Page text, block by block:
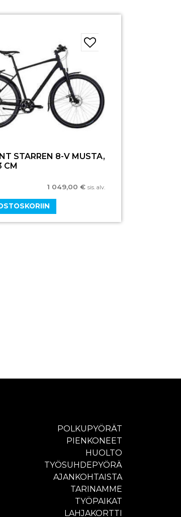
STARREN 8-V MUSTA,
CM
1 049,00€ sis. alv.
POLKUPYÖRÄT
PIENKONEET
HUOLTO
TYÖSUHDEPYÖRÄ
AJANKOHTAISTA
TARINAMME
TYÖPAIKAT
LAHJAKORTTI